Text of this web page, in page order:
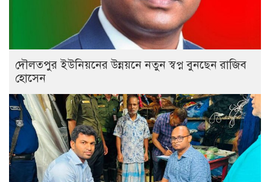
দৌলতপুর ইউনিয়নের উন্নয়নে নতুন স্বপ্ন বুনছেন রাজিব
হোসেন